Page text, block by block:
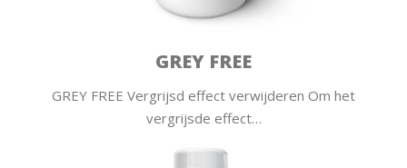
GREY FREE
GREY FREE Vergrijsd effect verwijderen Om het
vergrijsde effect…